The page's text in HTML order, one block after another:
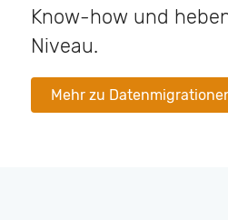
Know-how und
Niveau.
Mehr zu